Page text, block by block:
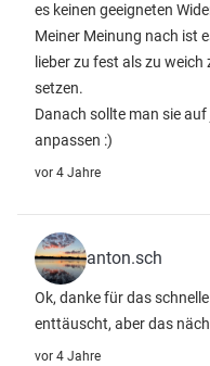
es keinen geeigneten
Meiner Meinung nach ist
lieber zu fest als zu
setzen.
Danach sollte man sie
anpassen :)
vor 4 Jahre
anton.sch
Ok, danke für das
enttäuscht, aber das
vor 4 Jahre